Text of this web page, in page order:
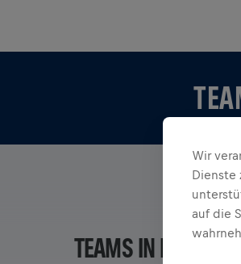
TEAMS IN DER APP
Wir
Dienste
auf die